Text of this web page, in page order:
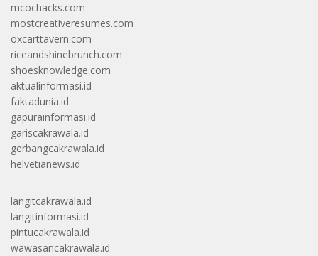
mcochacks.com
mostcreativeresumes.com
oxcarttavern.com
riceandshinebrunch.com
shoesknowledge.com
aktualinformasi.id
faktadunia.id
gapurainformasi.id
gariscakrawala.id
gerbangcakrawala.id
helvetianews.id
langitcakrawala.id
langitinformasi.id
pintucakrawala.id
wawasancakrawala.id